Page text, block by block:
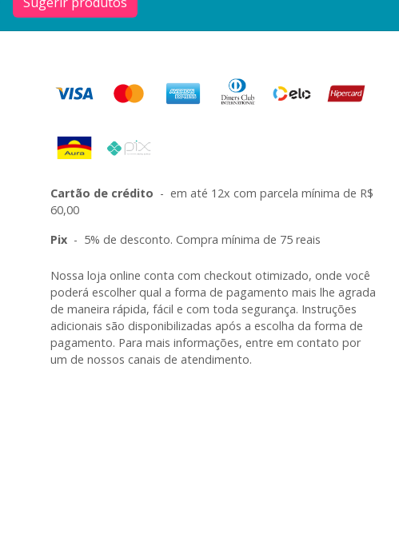
Cartão de crédito - em até 12x com parcela mínima de R$
60,00
Pix - 5% de desconto. Compra mínima de 75 reais
Nossa loja online conta com checkout otimizado, onde você
poderá escolher qual a forma de pagamento mais lhe agrada
de maneira rápida, fácil e com toda segurança. Instruções
adicionais são disponibilizadas após a escolha da forma de
pagamento. Para mais informações, entre em contato por
um de nossos canais de atendimento.